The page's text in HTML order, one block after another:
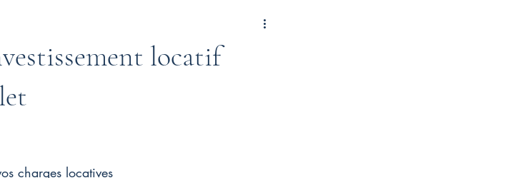
locatif
charges locatives